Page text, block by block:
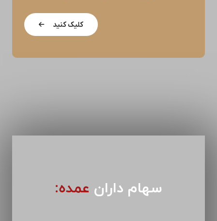
کلیک کنید
سهام داران عمده: